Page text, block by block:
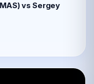
vs Sergey